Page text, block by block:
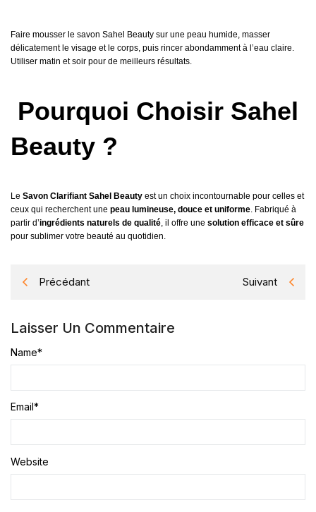
Faire mousser le savon Sahel Beauty sur une peau humide, masser
délicatement le visage et le corps, puis rincer abondamment à l’eau claire.
Utiliser matin et soir pour de meilleurs résultats.
Pourquoi Choisir Sahel
Beauty ?
Le Savon Clarifiant Sahel Beauty est un choix incontournable pour celles et
ceux qui recherchent une peau lumineuse, douce et uniforme. Fabriqué à
partir d’ingrédients naturels de qualité, il offre une solution efficace et sûre
pour sublimer votre beauté au quotidien.
Précédant Suivant
Laisser Un Commentaire
Name*
Email*
Website